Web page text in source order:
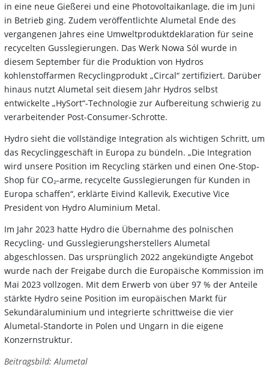
in eine neue Gießerei und eine Photovoltaikanlage, die im Juni
in Betrieb ging. Zudem veröffentlichte Alumetal Ende des
vergangenen Jahres eine Umweltproduktdeklaration für seine
recycelten Gusslegierungen. Das Werk Nowa Sól wurde in
diesem September für die Produktion von Hydros
kohlenstoffarmen Recyclingprodukt „Circal“ zertifiziert. Darüber
hinaus nutzt Alumetal seit diesem Jahr Hydros selbst
entwickelte „HySort“-Technologie zur Aufbereitung schwierig zu
verarbeitender Post-Consumer-Schrotte.
Hydro sieht die vollständige Integration als wichtigen Schritt, um
das Recyclinggeschäft in Europa zu bündeln. „Die Integration
wird unsere Position im Recycling stärken und einen One-Stop-
Shop für CO₂-arme, recycelte Gusslegierungen für Kunden in
Europa schaffen“, erklärte Eivind Kallevik, Executive Vice
President von Hydro Aluminium Metal.
Im Jahr 2023 hatte Hydro die Übernahme des polnischen
Recycling- und Gusslegierungsherstellers Alumetal
abgeschlossen. Das ursprünglich 2022 angekündigte Angebot
wurde nach der Freigabe durch die Europäische Kommission im
Mai 2023 vollzogen. Mit dem Erwerb von über 97 % der Anteile
stärkte Hydro seine Position im europäischen Markt für
Sekundäraluminium und integrierte schrittweise die vier
Alumetal-Standorte in Polen und Ungarn in die eigene
Konzernstruktur.
Beitragsbild: Alumetal